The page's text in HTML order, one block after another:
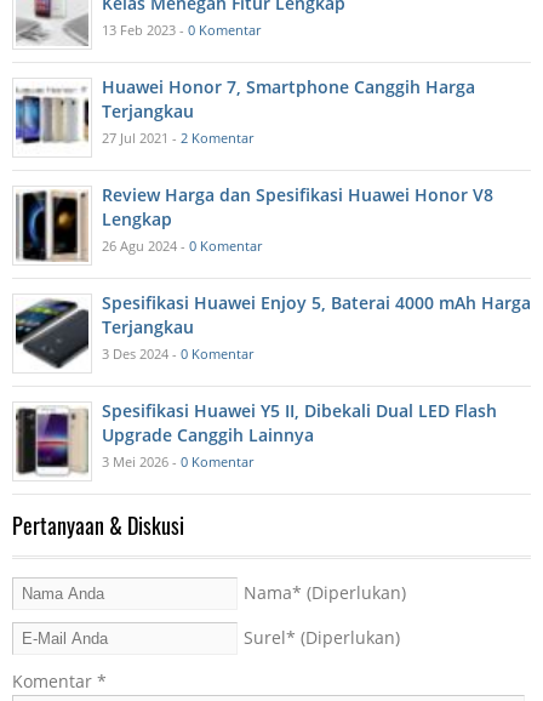
13 Feb 2023 - 0 Komentar
Huawei Honor 7, Smartphone Canggih Harga
Terjangkau
27 Jul 2021 - 2 Komentar
Review Harga dan Spesifikasi Huawei Honor V8
Lengkap
26 Agu 2024 - 0 Komentar
Spesifikasi Huawei Enjoy 5, Baterai 4000 mAh Harga
Terjangkau
3 Des 2024 - 0 Komentar
Spesifikasi Huawei Y5 II, Dibekali Dual LED Flash
Upgrade Canggih Lainnya
3 Mei 2026 - 0 Komentar
Pertanyaan & Diskusi
Nama* (Diperlukan)
Surel* (Diperlukan)
Komentar *